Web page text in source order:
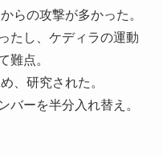
らの攻撃が多かった。
たし、ケディラの運動
難点。
、研究された。
バーを半分入れ替え。